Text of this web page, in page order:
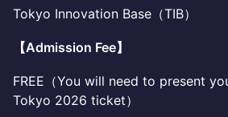
Tokyo Innovation Base（TIB）
【Admission Fee】
FREE（You will need to present
Tokyo 2026 ticket）